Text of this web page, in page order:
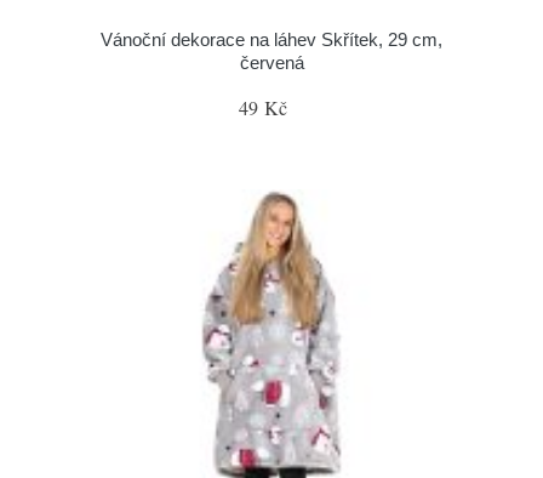
Vánoční dekorace na láhev Skřítek, 29 cm,
červená
49 Kč